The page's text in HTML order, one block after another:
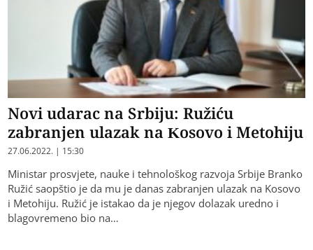
Novi udarac na Srbiju: Ružiću
zabranjen ulazak na Kosovo i Metohiju
27.06.2022. | 15:30
Ministar prosvjete, nauke i tehnološkog razvoja Srbije Branko
Ružić saopštio je da mu je danas zabranjen ulazak na Kosovo
i Metohiju. Ružić je istakao da je njegov dolazak uredno i
blagovremeno bio na…